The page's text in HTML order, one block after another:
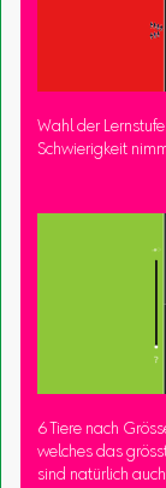
Wahl der
Schwierigkeit
6 Tiere nach
welches das
sind natürlich